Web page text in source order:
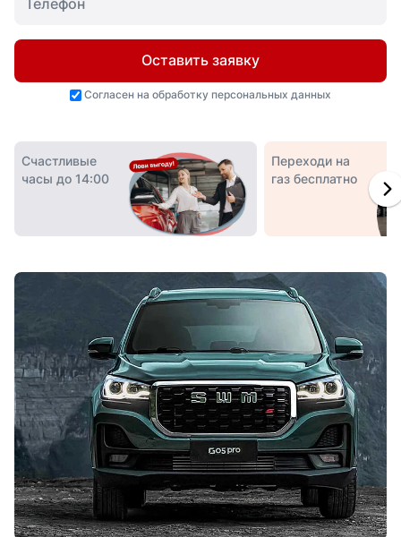
Оставить заявку
Согласен на обработку персональных данных
Счастливые
часы до 14:00
Переходи на
газ бесплатно